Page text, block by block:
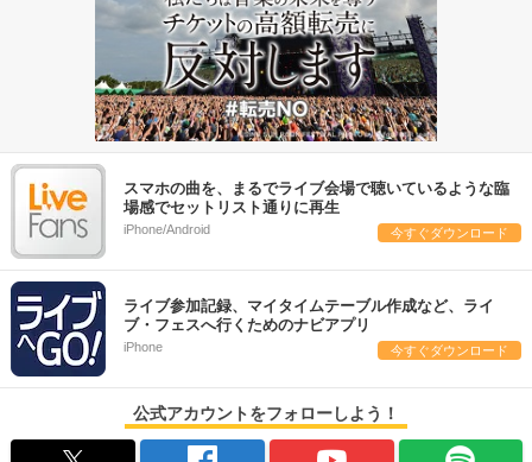
スマホの曲を、まるでライブ会場で聴いているような臨
場感でセットリスト通りに再生
iPhone/Android 今すぐダウンロード
ライブ参加記録、マイタイムテーブル作成など、ライ
ブ・フェスへ行くためのナビアプリ
iPhone 今すぐダウンロード
公式アカウントをフォローしよう！